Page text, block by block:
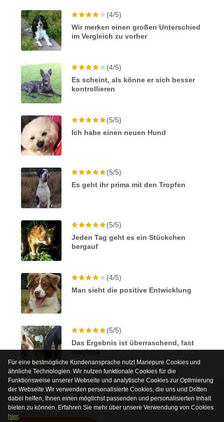
(4/5)
Wir merken einen großen Unterschied
im Vergleich zu vorher
(4/5)
Es scheint, als könne er sich besser
kontrollieren
(5/5)
Ich habe einen neuen Hund
(5/5)
Es geht ihr prima mit den Tropfen
(5/5)
Jeden Tag geht es ein Stückchen
bergauf
(4/5)
Man sieht die positive Entwicklung
(5/5)
Das Ergebnis ist überraschend, fast
magisch
Für eine bestmögliche Kundenansprache nutzt Mariepure Cookies und
ähnliche Technologien. Wir nutzen funktionale Cookies für die
Funktionsweise unserer Webseite und analytische Cookies zur Optimierung
der Webseite.Wir verwenden personalisierte Cookies, die uns und Dritten
dabei helfen, Ihnen einen möglichst passenden und personalisierten Inhalt
bieten zu können. Erfahren Sie mehr über unsere Verwendung von Cookies
hier.
Bachblüten sind kein Medikament sondern harmlose
Pflanzenextrakte, die man nimmt, um die Gesundheit zu